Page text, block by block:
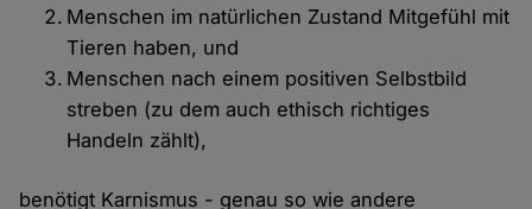
Menschen im natürlichen Zustand Mitgefühl mit
Tieren haben, und
Menschen nach einem positiven Selbstbild
streben (zu dem auch ethisch richtiges
Handeln zählt),
benötigt Karnismus - genau so wie andere